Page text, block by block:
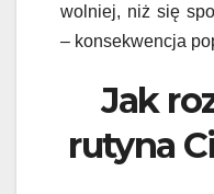
wolniej, niż się
– konsekwencja
Jak
rutyna